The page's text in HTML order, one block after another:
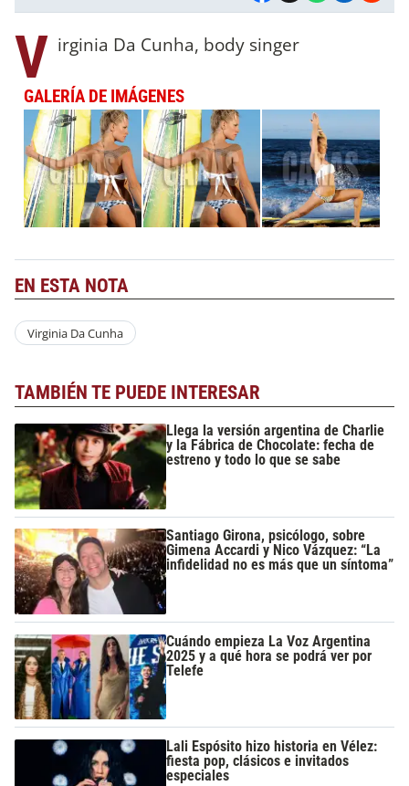
V irginia Da Cunha, body singer
GALERÍA DE IMÁGENES
EN ESTA NOTA
Virginia Da Cunha
TAMBIÉN TE PUEDE INTERESAR
Llega la versión argentina de Charlie
y la Fábrica de Chocolate: fecha de
estreno y todo lo que se sabe
Santiago Girona, psicólogo, sobre
Gimena Accardi y Nico Vázquez: “La
infidelidad no es más que un síntoma”
Cuándo empieza La Voz Argentina
2025 y a qué hora se podrá ver por
Telefe
Lali Espósito hizo historia en Vélez:
fiesta pop, clásicos e invitados
especiales